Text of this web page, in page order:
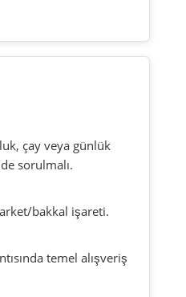
çay veya günlük
sorulmalı.
bakkal işareti.
temel alışveriş